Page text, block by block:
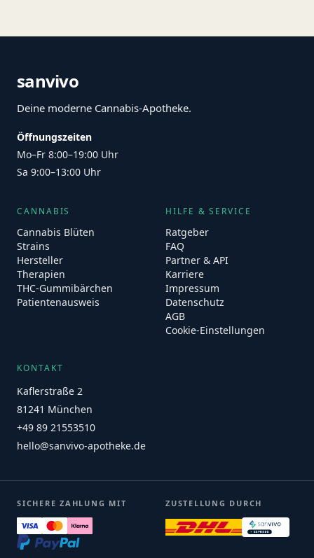
sanvivo
Deine moderne Cannabis-Apotheke.
Öffnungszeiten
Mo–Fr 8:00–19:00 Uhr
Sa 9:00–13:00 Uhr
CANNABIS
Cannabis Blüten
Strains
Hersteller
Therapien
THC-Gummibärchen
Patientenausweis
HILFE & SERVICE
Ratgeber
FAQ
Partner & API
Karriere
Impressum
Datenschutz
AGB
Cookie-Einstellungen
KONTAKT
Kaflerstraße 2
81241 München
+49 89 21553510
hello@sanvivo-apotheke.de
SICHERE ZAHLUNG MIT ZUSTELLUNG DURCH